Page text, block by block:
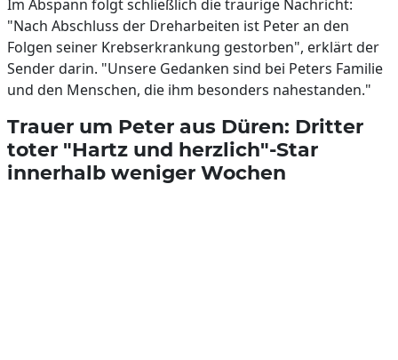
Im Abspann folgt schließlich die traurige Nachricht:
"Nach Abschluss der Dreharbeiten ist Peter an den
Folgen seiner Krebserkrankung gestorben", erklärt der
Sender darin. "Unsere Gedanken sind bei Peters Familie
und den Menschen, die ihm besonders nahestanden."
Trauer um Peter aus Düren: Dritter
toter "Hartz und herzlich"-Star
innerhalb weniger Wochen